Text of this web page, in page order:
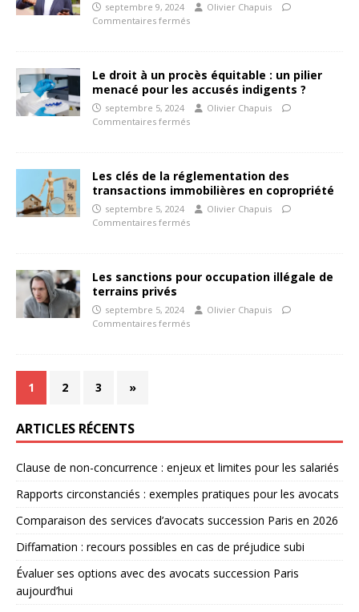
septembre 9, 2024
Olivier Chapuis
Commentaires fermés
Le droit à un procès équitable : un pilier
menacé pour les accusés indigents ?
septembre 5, 2024
Olivier Chapuis
Commentaires fermés
Les clés de la réglementation des
transactions immobilières en copropriété
septembre 5, 2024
Olivier Chapuis
Commentaires fermés
Les sanctions pour occupation illégale de
terrains privés
septembre 5, 2024
Olivier Chapuis
Commentaires fermés
1 2 3 »
ARTICLES RÉCENTS
Clause de non-concurrence : enjeux et limites pour les salariés
Rapports circonstanciés : exemples pratiques pour les avocats
Comparaison des services d’avocats succession Paris en 2026
Diffamation : recours possibles en cas de préjudice subi
Évaluer ses options avec des avocats succession Paris
aujourd’hui